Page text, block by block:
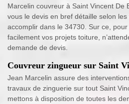
Marcelin couvreur à Saint Vincent De
vous le devis en bref détaille selon
accomplir dans le 34730. Sur ce,
facilement vos projets toiture,
demande de devis.
Couvreur zingueur sur Saint
Jean Marcelin assure des
travaux de zinguerie sur tout Saint
mettons à disposition de toutes les